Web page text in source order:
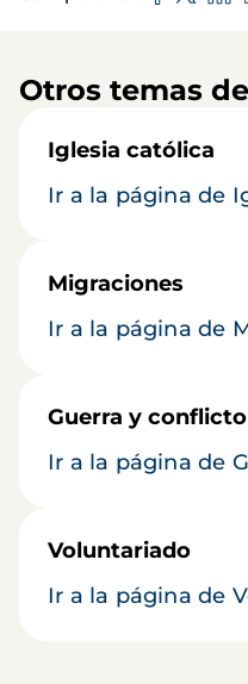
Otros temas
Iglesia católica
Ir a la página de
Migraciones
Ir a la página de
Guerra y conflicto
Ir a la página de
Voluntariado
Ir a la página de